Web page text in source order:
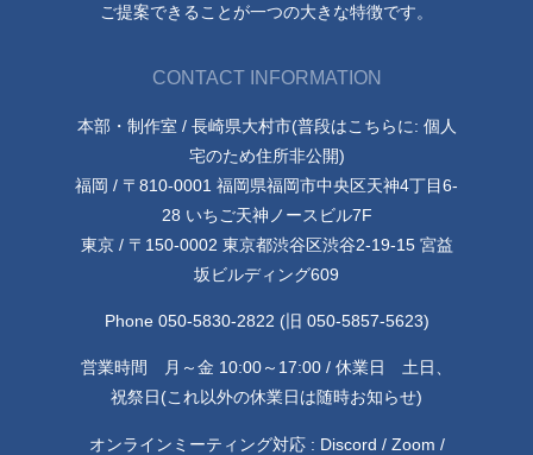
ご提案できることが一つの大きな特徴です。
CONTACT INFORMATION
本部・制作室 / 長崎県大村市(普段はこちらに: 個人
宅のため住所非公開)
福岡 / 〒810-0001 福岡県福岡市中央区天神4丁目6-
28 いちご天神ノースビル7F
東京 / 〒150-0002 東京都渋谷区渋谷2-19-15 宮益
坂ビルディング609
Phone 050-5830-2822 (旧 050-5857-5623)
営業時間 月～金 10:00～17:00 / 休業日 土日、
祝祭日(これ以外の休業日は随時お知らせ)
オンラインミーティング対応 : Discord / Zoom /